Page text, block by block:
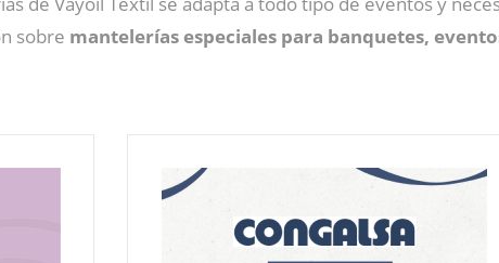
sobre mantelerías especiales para banquetes,